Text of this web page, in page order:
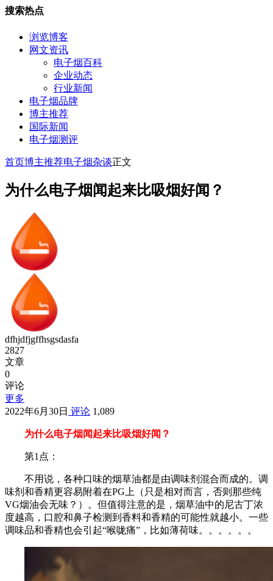
搜索热点
浏览博客
网文资讯
电子烟百科
企业动态
行业新闻
电子烟品牌
博主推荐
国际新闻
电子烟测评
首页博主推荐电子烟杂谈正文
为什么电子烟闻起来比吸烟好闻？
dfhjdfjgffhsgsdasfa
2827
文章
0
评论
更多
2022年6月30日 评论 1,089
为什么电子烟闻起来比吸烟好闻？
第1点：
不用说，各种口味的烟草油都是由调味剂混合而成的。调
味剂和香精更容易附着在PG上（只是相对而言，否则那些纯
VG烟油会无味？）。但值得注意的是，烟草油中的尼古丁浓
度越高，口腔和鼻子检测到香料和香精的可能性就越小。一些
调味品和香精也会引起“喉咙痛”，比如薄荷味。。。。。。